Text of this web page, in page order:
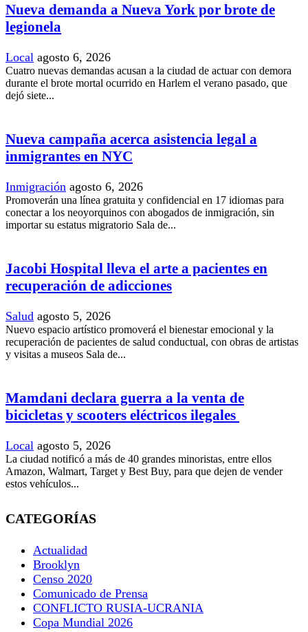
Nueva demanda a Nueva York por brote de
legionela
Local agosto 6, 2026
Cuatro nuevas demandas acusan a la ciudad de actuar con demora
durante el brote mortal ocurrido en Harlem el verano pasado, que
dejó siete...
Nueva campaña acerca asistencia legal a
inmigrantes en NYC
Inmigración agosto 6, 2026
Promoverán una línea gratuita y confidencial en 17 idiomas para
conectar a los neoyorquinos con abogados de inmigración, sin
importar su estatus migratorio Sala de...
Jacobi Hospital lleva el arte a pacientes en
recuperación de adicciones
Salud agosto 5, 2026
Nuevo espacio artístico promoverá el bienestar emocional y la
recuperación de pacientes de salud conductual, con obras de artistas
y visitas a museos Sala de...
Mamdani declara guerra a la venta de
bicicletas y scooters eléctricos ilegales
Local agosto 5, 2026
La ciudad notificó a más de 40 grandes minoristas, entre ellos
Amazon, Walmart, Target y Best Buy, para que dejen de vender
estos vehículos...
CATEGORÍAS
Actualidad
Brooklyn
Censo 2020
Comunicado de Prensa
CONFLICTO RUSIA-UCRANIA
Copa Mundial 2026